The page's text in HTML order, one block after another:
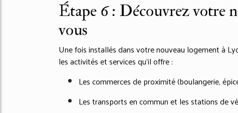
Étape 6 : Découvrez votre
vous
Une fois installés dans votre nouveau logement à
les activités et services qu’il offre :
Les commerces de proximité (boulangerie,
Les transports en commun et les stations de